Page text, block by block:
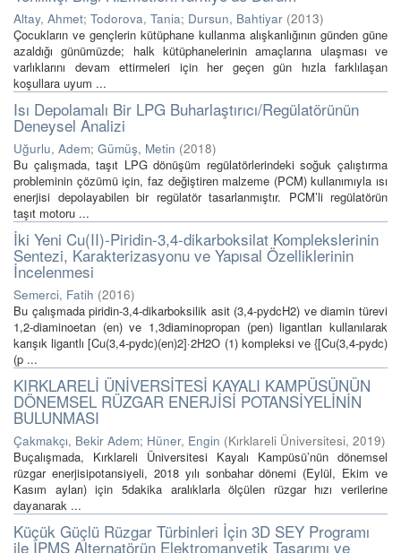
Altay, Ahmet; Todorova, Tania; Dursun, Bahtiyar (2013)
Çocukların ve gençlerin kütüphane kullanma alışkanlığının günden güne
azaldığı günümüzde; halk kütüphanelerinin amaçlarına ulaşması ve
varlıklarını devam ettirmeleri için her geçen gün hızla farklılaşan
koşullara uyum ...
Isı Depolamalı Bir LPG Buharlaştırıcı/Regülatörünün
Deneysel Analizi
Uğurlu, Adem; Gümüş, Metin (2018)
Bu çalışmada, taşıt LPG dönüşüm regülatörlerindeki soğuk çalıştırma
probleminin çözümü için, faz değiştiren malzeme (PCM) kullanımıyla ısı
enerjisi depolayabilen bir regülatör tasarlanmıştır. PCM’li regülatörün
taşıt motoru ...
İki Yeni Cu(II)-Piridin-3,4-dikarboksilat Komplekslerinin
Sentezi, Karakterizasyonu ve Yapısal Özelliklerinin
İncelenmesi
Semerci, Fatih (2016)
Bu çalışmada piridin-3,4-dikarboksilik asit (3,4-pydcH2) ve diamin türevi
1,2-diaminoetan (en) ve 1,3diaminopropan (pen) ligantları kullanılarak
karışık ligantlı [Cu(3,4-pydc)(en)2]·2H2O (1) kompleksi ve {[Cu(3,4-pydc)
(p ...
KIRKLARELİ ÜNİVERSİTESİ KAYALI KAMPÜSÜNÜN
DÖNEMSEL RÜZGAR ENERJİSİ POTANSİYELİNİN
BULUNMASI
Çakmakçı, Bekir Adem; Hüner, Engin (Kırklareli Üniversitesi, 2019)
Buçalışmada, Kırklareli Üniversitesi Kayalı Kampüsü’nün dönemsel
rüzgar enerjisipotansiyeli, 2018 yılı sonbahar dönemi (Eylül, Ekim ve
Kasım ayları) için 5dakika aralıklarla ölçülen rüzgar hızı verilerine
dayanarak ...
Küçük Güçlü Rüzgar Türbinleri İçin 3D SEY Programı
ile IPMS Alternatörün Elektromanyetik Tasarımı ve